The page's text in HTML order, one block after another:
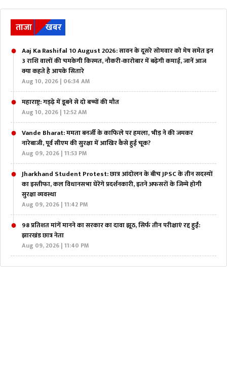
ताजा खबर
Aaj Ka Rashifal 10 August 2026: सावन के दूसरे सोमवार को मेष समेत इन
3 राशि वालों की चमकेगी किस्मत, नौकरी-कारोबार में बढ़ेगी कमाई, जानें आज
क्या कहते है आपके सितारे
Aug 10, 2026 | 06:34 AM
महाराष्ट्र: गड्ढ़े में डूबने से दो बच्चों की मौत
Aug 10, 2026 | 12:52 AM
Vande Bharat: ममता बनर्जी के काफिले पर हमला, भीड़ ने की जमकर
नारेबाजी, पूर्व सीएम की सुरक्षा में आखिर कैसे हुई चूक?
Aug 09, 2026 | 11:53 PM
Jharkhand Student Protest: छात्र आंदोलन के बीच JPSC के तीन सदस्यों
का इस्तीफा, कल विधानसभा घेरेंगे प्रदर्शनकारी, इतने अफसरों के जिम्मे होगी
सुरक्षा व्यवस्था
Aug 09, 2026 | 11:42 PM
98 प्रतिशत मांगें मानने का सरकार का दावा झूठ, सिर्फ तीन परीक्षाएं रद्द हुईं:
झारखंड छात्र नेता
Aug 09, 2026 | 11:40 PM